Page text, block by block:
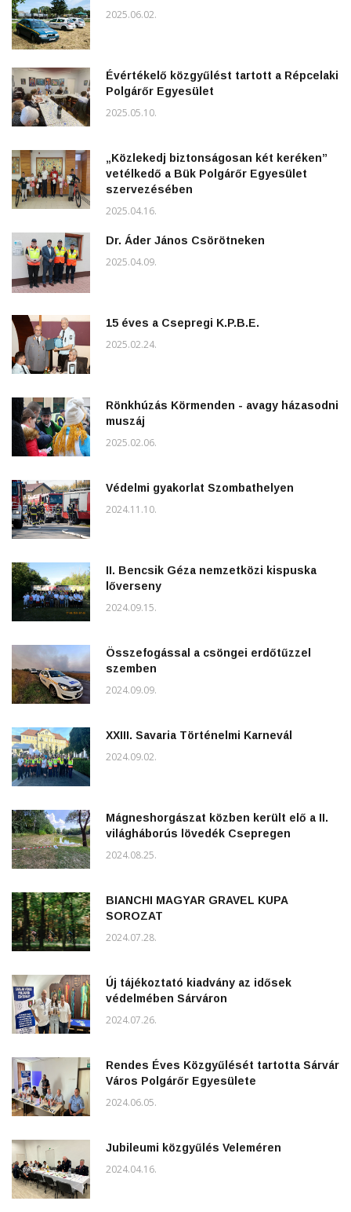
2025.06.02.
Évértékelő közgyűlést tartott a Répcelaki
Polgárőr Egyesület
2025.05.10.
„Közlekedj biztonságosan két keréken”
vetélkedő a Bük Polgárőr Egyesület
szervezésében
2025.04.16.
Dr. Áder János Csörötneken
2025.04.09.
15 éves a Csepregi K.P.B.E.
2025.02.24.
Rönkhúzás Körmenden - avagy házasodni
muszáj
2025.02.06.
Védelmi gyakorlat Szombathelyen
2024.11.10.
II. Bencsik Géza nemzetközi kispuska
lőverseny
2024.09.15.
Összefogással a csöngei erdőtűzzel
szemben
2024.09.09.
XXIII. Savaria Történelmi Karnevál
2024.09.02.
Mágneshorgászat közben került elő a II.
világháborús lövedék Csepregen
2024.08.25.
BIANCHI MAGYAR GRAVEL KUPA
SOROZAT
2024.07.28.
Új tájékoztató kiadvány az idősek
védelmében Sárváron
2024.07.26.
Rendes Éves Közgyűlését tartotta Sárvár
Város Polgárőr Egyesülete
2024.06.05.
Jubileumi közgyűlés Veleméren
2024.04.16.